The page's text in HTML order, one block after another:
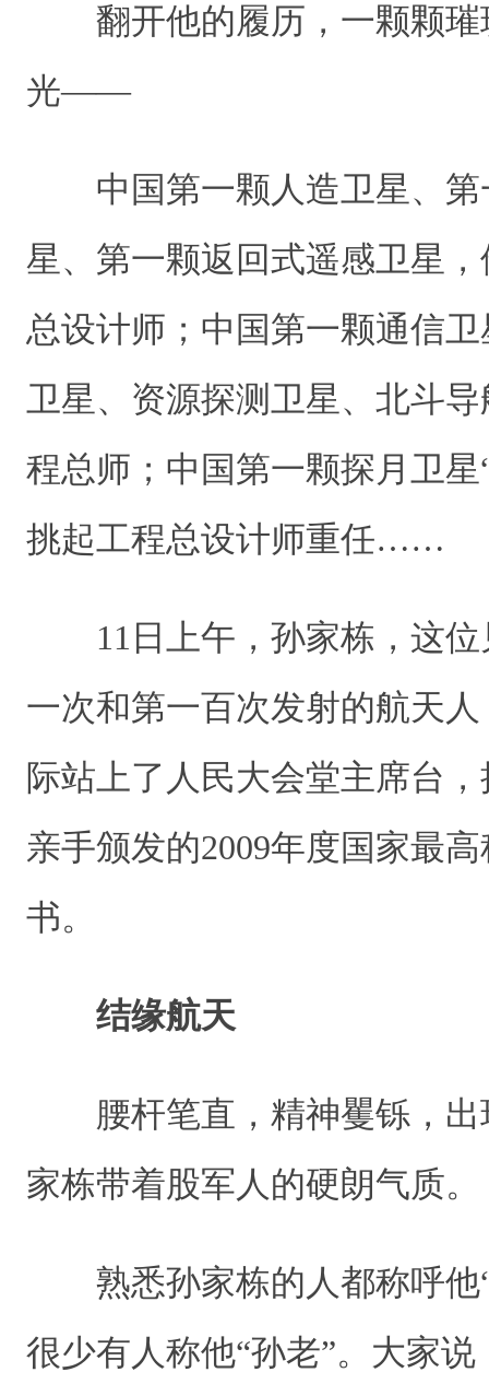
翻开他的履历，一颗颗璀
光——
中国第一颗人造卫星、第
星、第一颗返回式遥感卫星
总设计师；中国第一颗通信
卫星、资源探测卫星、北斗
程总师；中国第一颗探月卫
挑起工程总设计师重任……
11日上午，孙家栋，这位
一次和第一百次发射的航天
际站上了人民大会堂主席台
亲手颁发的2009年度国家最
书。
结缘航天
腰杆笔直，精神矍铄，出
家栋带着股军人的硬朗气质
熟悉孙家栋的人都称呼他“
很少有人称他“孙老”。大家